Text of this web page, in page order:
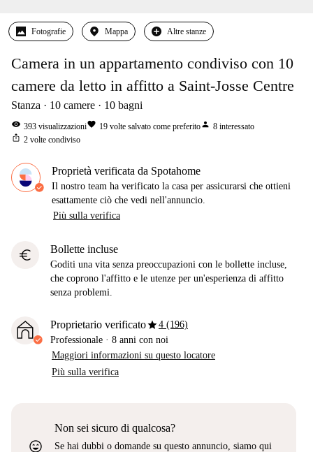
Fotografie Mappa Altre stanze
Camera in un appartamento condiviso con 10
camere da letto in affitto a Saint-Josse Centre
Stanza 10 camere 10 bagni
visibility 393 visualizzazionifavorite 19 volte salvato come preferitoperson 8 interessato
ios_share 2 volte condiviso
Proprietà verificata da Spotahome
Il nostro team ha verificato la casa per assicurarsi che ottieni
esattamente ciò che vedi nell'annuncio.
Più sulla verifica
euro Bollette incluse
Goditi una vita senza preoccupazioni con le bollette incluse,
che coprono l'affitto e le utenze per un'esperienza di affitto
senza problemi.
Proprietario verificatostar4 (196)
Professionale · 8 anni con noi
Maggiori informazioni su questo locatore
Più sulla verifica
sentiment_very_satisfied
Non sei sicuro di qualcosa?
Se hai dubbi o domande su questo annuncio, siamo qui